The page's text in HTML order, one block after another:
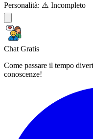
Personalità: ⚠️ Incompleto
Chat Gratis
Come passare il tempo
conoscenze!